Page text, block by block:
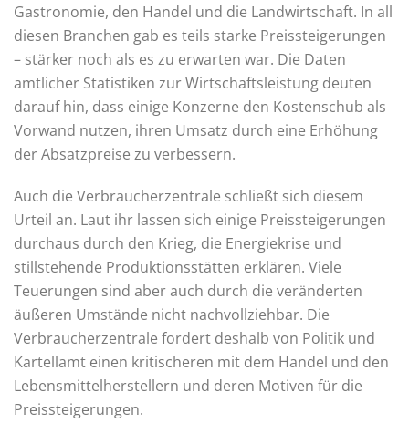
Gastronomie, den Handel und die Landwirtschaft. In all
diesen Branchen gab es teils starke Preissteigerungen
– stärker noch als es zu erwarten war. Die Daten
amtlicher Statistiken zur Wirtschaftsleistung deuten
darauf hin, dass einige Konzerne den Kostenschub als
Vorwand nutzen, ihren Umsatz durch eine Erhöhung
der Absatzpreise zu verbessern.
Auch die Verbraucherzentrale schließt sich diesem
Urteil an. Laut ihr lassen sich einige Preissteigerungen
durchaus durch den Krieg, die Energiekrise und
stillstehende Produktionsstätten erklären. Viele
Teuerungen sind aber auch durch die veränderten
äußeren Umstände nicht nachvollziehbar. Die
Verbraucherzentrale fordert deshalb von Politik und
Kartellamt einen kritischeren mit dem Handel und den
Lebensmittelherstellern und deren Motiven für die
Preissteigerungen.